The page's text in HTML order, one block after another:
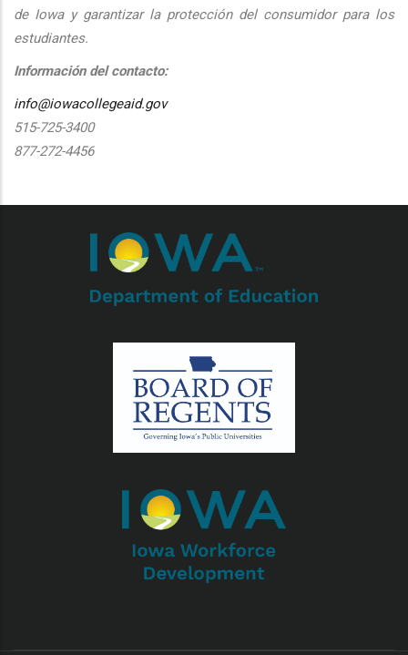
de Iowa y garantizar la protección del consumidor para los
estudiantes.
Información del contacto:
info@iowacollegeaid.gov
515-725-3400
877-272-4456